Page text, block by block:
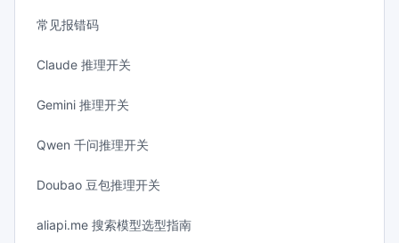
常见报错码
Claude 推理开关
Gemini 推理开关
Qwen 千问推理开关
Doubao 豆包推理开关
aliapi.me 搜索模型选型指南